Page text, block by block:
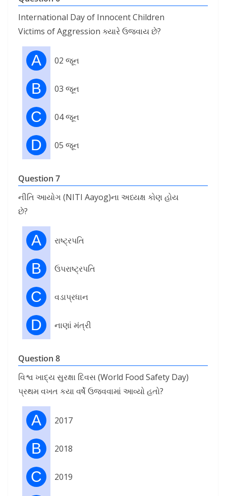
International Day of Innocent Children
Victims of Aggression ક્યારે ઉજવાય છે?
A 02 જૂન
B 03 જૂન
C 04 જૂન
D 05 જૂન
Question 7
નીતિ આયોગ (NITI Aayog)ના અધ્યક્ષ કોણ હોય
છે?
A રાષ્ટ્રપતિ
B ઉપરાષ્ટ્રપતિ
C વડાપ્રધાન
D નાણાં મંત્રી
Question 8
વિશ્વ ખાદ્ય સુરક્ષા દિવસ (World Food Safety Day)
પ્રથમ વખત કયા વર્ષે ઉજવવામાં આવ્યો હતો?
A 2017
B 2018
C 2019